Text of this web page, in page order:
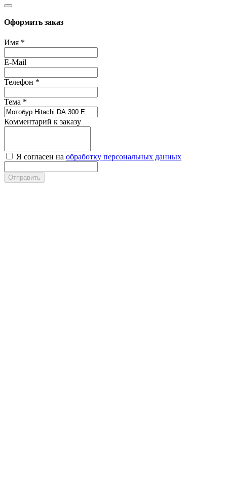
Оформить заказ
Имя *
E-Mail
Телефон *
Тема *
Комментарий к заказу
Я согласен на обработку персональных данных
Отправить